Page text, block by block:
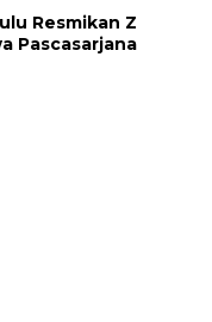
Resmikan Z
Pascasarjana